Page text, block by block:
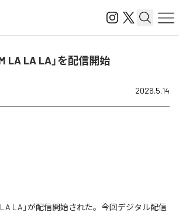
LA LA LA」を配信開始
2026.5.14
LA LA」が配信開始された。今回デジタル配信